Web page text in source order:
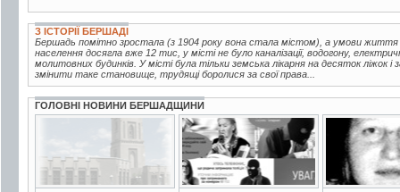
З ІСТОРІЇ БЕРШАДІ
Бершадь помітно зростала (з 1904 року вона стала містом), а умови
населення досягла вже 12 тис, у місті не було каналізації, водогону,
молитовних будинків. У місті була тільки земська лікарня на десяток ліжок
змінити таке становище, трудящі боролися за свої права...
ГОЛОВНІ НОВИНИ БЕРШАДЩИНИ